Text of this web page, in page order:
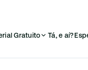
Gratuito Tá, e aí?